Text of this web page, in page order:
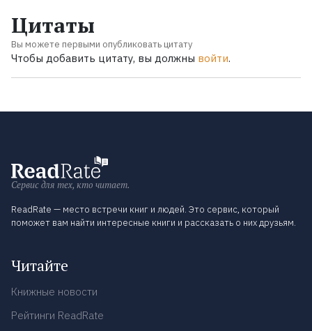
Цитаты
Вы можете первыми опубликовать цитату
Чтобы добавить цитату, вы должны войти.
Сервис для тех, кто читает.
ReadRate — место встречи книг и людей. Это сервис, который
поможет вам найти интересные книги и рассказать о них друзьям.
Читайте
Книжные новости
Рейтинги ReadRate